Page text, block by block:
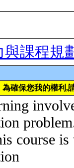
與課程規
為確保您我的權利,
course